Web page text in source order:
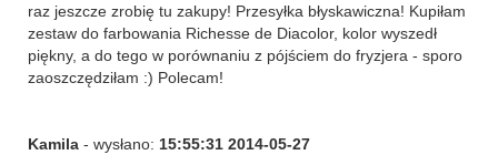
raz jeszcze zrobię tu zakupy! Przesyłka błyskawiczna! Kupiłam
zestaw do farbowania Richesse de Diacolor, kolor wyszedł
piękny, a do tego w porównaniu z pójściem do fryzjera - sporo
zaoszczędziłam :) Polecam!
Kamila - wysłano: 15:55:31 2014-05-27